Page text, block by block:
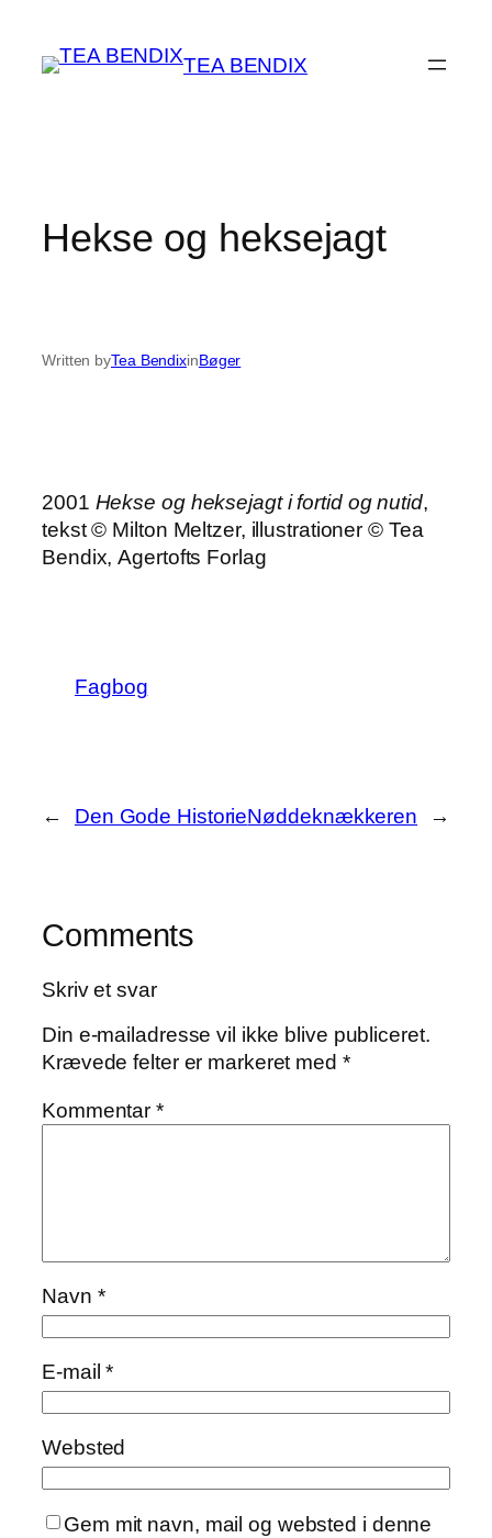
indhold
TEA BENDIX
Hekse og heksejagt
Written byTea BendixinBøger
2001 Hekse og heksejagt i fortid og nutid,
tekst © Milton Meltzer, illustrationer © Tea
Bendix, Agertofts Forlag
Fagbog
← Den Gode HistorieNøddeknækkeren →
Comments
Skriv et svar
Din e-mailadresse vil ikke blive publiceret.
Krævede felter er markeret med *
Kommentar*
Navn *
E-mail*
Websted
Gem mit navn, mail og websted i denne